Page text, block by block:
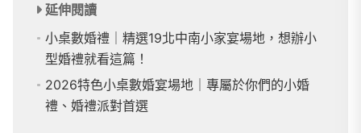
延伸閱讀
小桌數婚禮｜精選19北中南小家宴場地，想辦小
型婚禮就看這篇！
2026特色小桌數婚宴場地｜專屬於你們的小婚
禮、婚禮派對首選